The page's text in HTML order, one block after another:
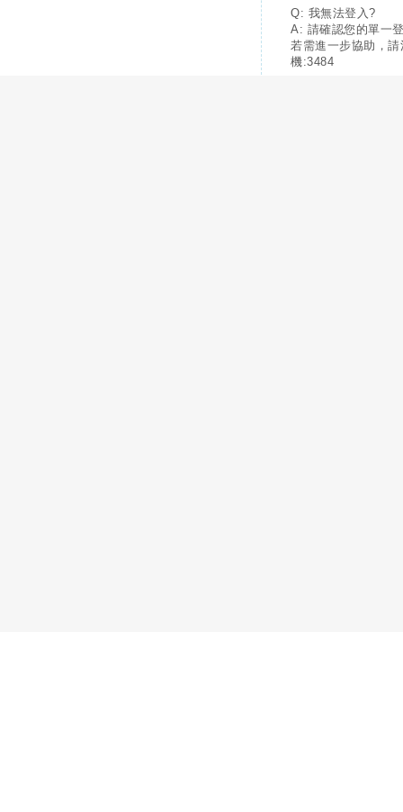
Q: 我無法登入?
A: 請確認您的單一
若需進一步協助，
機:3484